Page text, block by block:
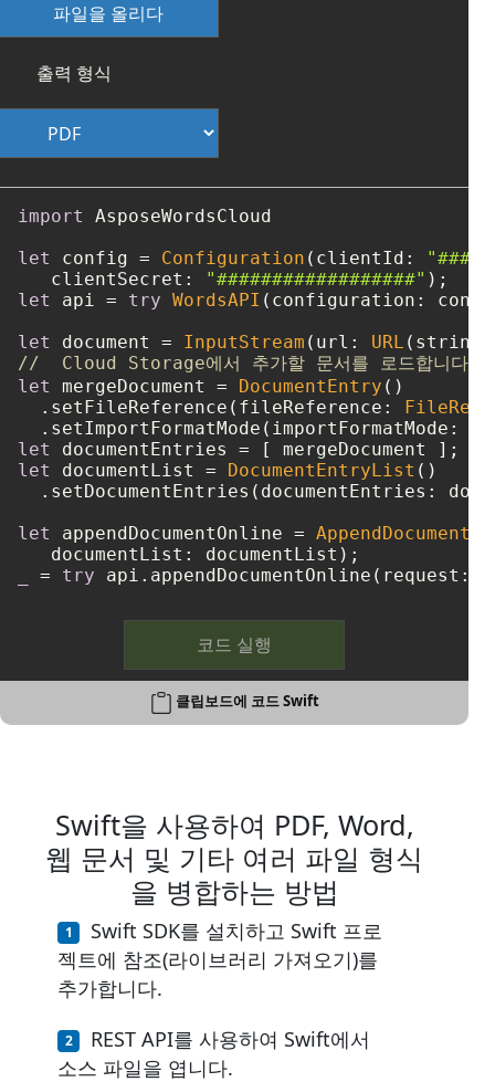
파일을 올리다
출력 형식
import
AsposeWordsCloud
let
config = Configuration (clientId:
   clientSecret:
"##################"
let
api = try WordsAPI (configuration:
let
document = InputStream (url: URL
//  Cloud Storage에서 추가할 문서를 로드합니다.
let
mergeDocument = DocumentEntry ()
  .setFileReference(fileReference:
  .setImportFormatMode(importFormatMode:
let
documentEntries =
let
documentList = DocumentEntryList ()
.setDocumentEntries(documentEntries:
let
appendDocumentOnline =
= try
코드 실행
클립보드에 코드 Swift
Swift을 사용하여 PDF, Word,
웹 문서 및 기타 여러 파일 형식
을 병합하는 방법
Swift SDK를 설치하고 Swift 프로
젝트에 참조(라이브러리 가져오기)를
추가합니다.
REST API를 사용하여 Swift에서
소스 파일을 엽니다.